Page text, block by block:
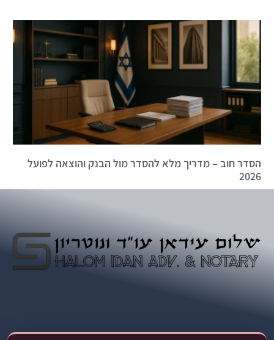
הסדר חוב – מדריך מלא להסדר מול הבנק והוצאה לפועל
2026